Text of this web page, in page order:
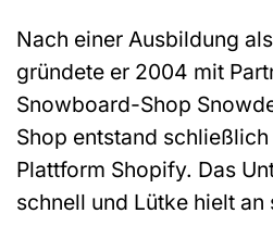
Nach einer Ausbildung
gründete er 2004 mit
Snowboard-Shop
Shop entstand
Plattform Shopify. Das
schnell und Lütke hielt an